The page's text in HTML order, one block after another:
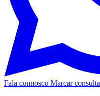
Fala connosco Marcar consulta